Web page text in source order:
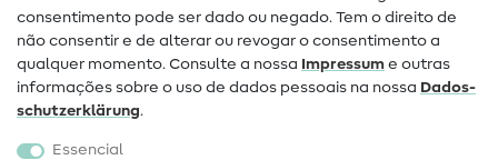
Perguntas frequentes (FAQ)
Direito de cancelamento
Popular
consentimento pode ser dado ou negado. Tem o direito de
não consentir e de alterar ou revogar o consentimento a
qualquer momento. Consulte a nossa Impressum e outras
informações sobre o uso de dados pessoais na nossa Dados­
schutz­erklärung.
Essencial